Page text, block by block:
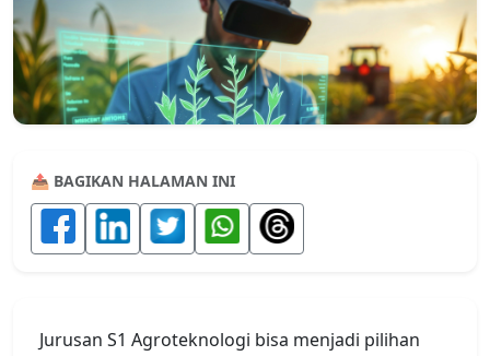
📤 BAGIKAN HALAMAN INI
Jurusan S1 Agroteknologi bisa menjadi pilihan